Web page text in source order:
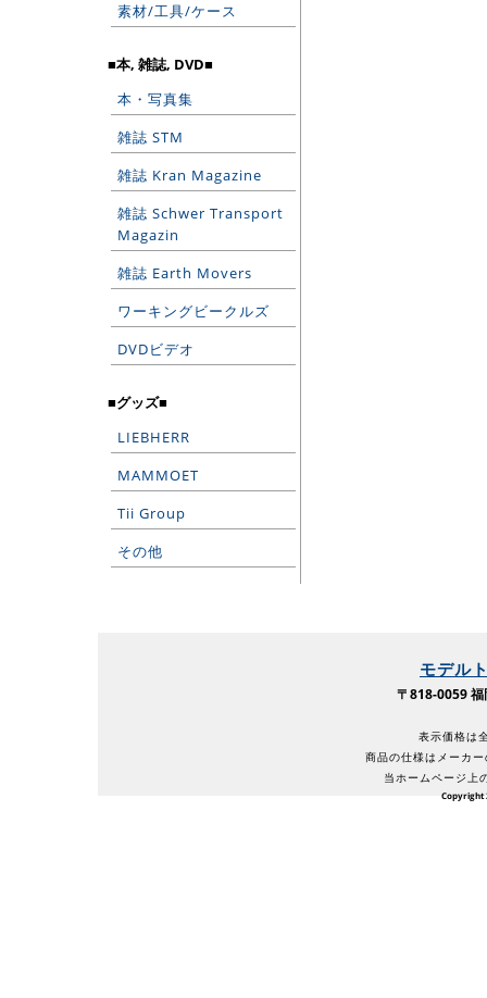
素材/工具/ケース
■本, 雑誌, DVD■
本・写真集
雑誌 STM
雑誌 Kran Magazine
雑誌 Schwer Transport
Magazin
雑誌 Earth Movers
ワーキングビークルズ
DVDビデオ
■グッズ■
LIEBHERR
MAMMOET
Tii Group
その他
モデル
〒818-0059
表示価格は
商品の仕様はメーカ
当ホームページ上
Copyright